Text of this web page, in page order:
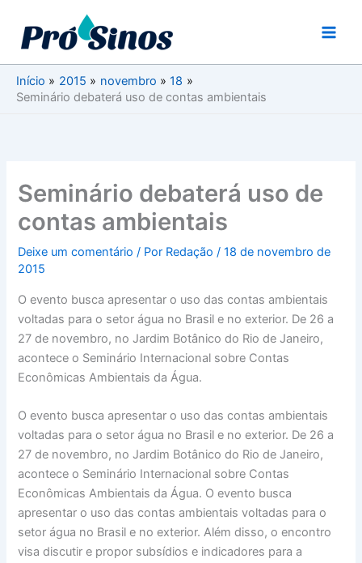
conteúdo
Início
2015 novembro
18
Seminário debaterá uso de contas ambientais
Seminário debaterá uso de
contas ambientais
Deixe um comentário / Por Redação/18 de novembro de
2015
O evento busca apresentar o uso das contas ambientais
voltadas para o setor água no Brasil e no exterior. De 26 a
27 de novembro, no Jardim Botânico do Rio de Janeiro,
acontece o Seminário Internacional sobre Contas
Econômicas Ambientais da Água.
O evento busca apresentar o uso das contas ambientais
voltadas para o setor água no Brasil e no exterior. De 26 a
27 de novembro, no Jardim Botânico do Rio de Janeiro,
acontece o Seminário Internacional sobre Contas
Econômicas Ambientais da Água. O evento busca
apresentar o uso das contas ambientais voltadas para o
setor água no Brasil e no exterior. Além disso, o encontro
visa discutir e propor subsídios e indicadores para a